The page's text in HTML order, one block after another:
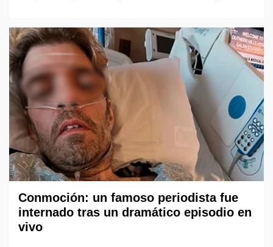
Conmoción: un famoso periodista fue
internado tras un dramático episodio en
vivo